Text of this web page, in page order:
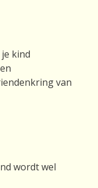
kind
van
wordt wel